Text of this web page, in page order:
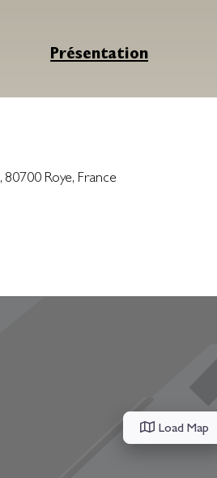
Présentation
, 80700 Roye, France
Load Map